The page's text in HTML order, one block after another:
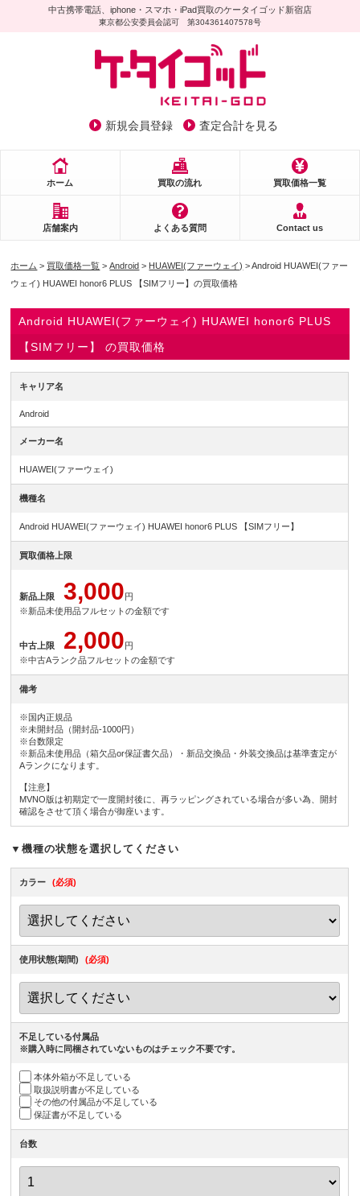
中古携帯電話、iphone・スマホ・iPad買取のケータイゴッド新宿店
東京都公安委員会認可 第304361407578号
新規会員登録 査定合計を見る
ホーム 買取の流れ 買取価格一覧
店舗案内 よくある質問 Contact us
ホーム > 買取価格一覧 >Android > HUAWEI(ファーウェイ) > Android HUAWEI(ファー
ウェイ) HUAWEI honor6 PLUS 【SIMフリー】の買取価格
Android HUAWEI(ファーウェイ) HUAWEI honor6 PLUS
【SIMフリー】 の買取価格
キャリア名
Android
メーカー名
HUAWEI(ファーウェイ)
機種名
Android HUAWEI(ファーウェイ) HUAWEI honor6 PLUS 【SIMフリー】
買取価格上限
新品上限 3,000円
※新品未使用品フルセットの金額です
中古上限 2,000円
※中古Aランク品フルセットの金額です
備考
※国内正規品
※未開封品（開封品-1000円）
※台数限定
※新品未使用品（箱欠品or保証書欠品）・新品交換品・外装交換品は基準査定が
Aランクになります。
【注意】
MVNO版は初期定で一度開封後に、再ラッピングされている場合が多い為、開封
確認をさせて頂く場合が御座います。
▼機種の状態を選択してください
カラー (必須)
使用状態(期間) (必須)
不足している付属品
※購入時に同梱されていないものはチェック不要です。
本体外箱が不足している
取扱説明書が不足している
その他の付属品が不足している
保証書が不足している
台数